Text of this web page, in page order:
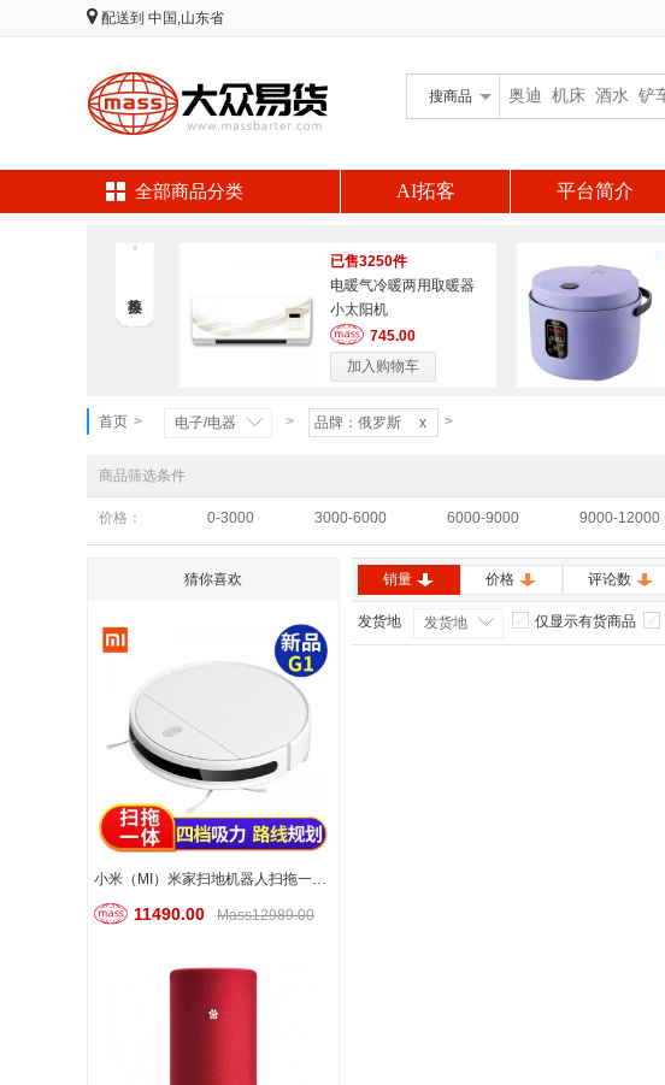
配送到 中国,山东省
搜商品
全部商品分类 AI拓客 平台简介
已售3250件
电暖气冷暖两用取暖器
小太阳机
745.00
加入购物车
首页 > 电子/电器 > 品牌：俄罗斯 x >
商品筛选条件
价格： 0-3000 3000-6000 6000-9000 9000-12000
猜你喜欢
小米（MI）米家扫地机器人扫拖一体清洁擦地机
11490.00 Mass12989.00
销量 价格 评论数
发货地 发货地 仅显示有货商品